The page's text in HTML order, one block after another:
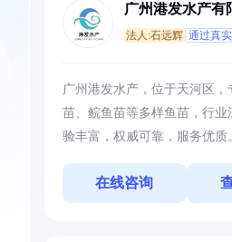
广州港发水产有
法人:石远辉 通过真
广州港发水产，位于天河区，
苗、鲩鱼苗等多样鱼苗，行业
验丰富，权威可靠，服务优质
在线咨询